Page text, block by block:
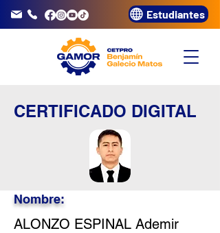
3320072 Estudiantes
CERTIFICADO DIGITAL
Nombre:
ALONZO ESPINAL Ademir